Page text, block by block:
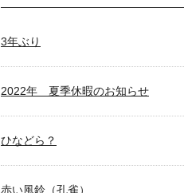
3年ぶり
2022年 夏季休暇のお知らせ
ひなどら？
赤い風鈴（孔雀）